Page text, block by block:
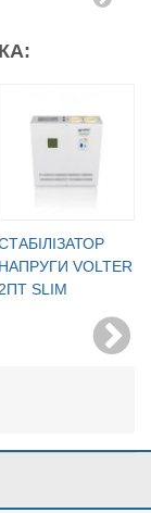
НАПРУГИ VOLTER
2ПТ SLIM